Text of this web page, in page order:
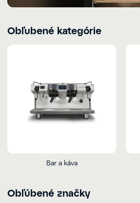
Obľubené kategórie
Bar a káva
Obľúbené značky